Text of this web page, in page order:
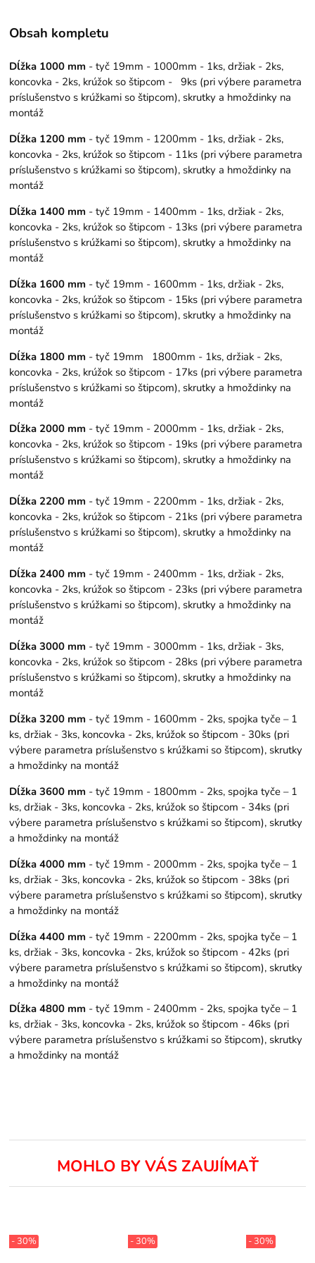
Obsah kompletu
Dĺžka 1000 mm - tyč 19mm - 1000mm - 1ks, držiak - 2ks,
koncovka - 2ks, krúžok so štipcom - 9ks (pri výbere parametra
príslušenstvo s krúžkami so štipcom), skrutky a hmoždinky na
montáž
Dĺžka 1200 mm - tyč 19mm - 1200mm - 1ks, držiak - 2ks,
koncovka - 2ks, krúžok so štipcom - 11ks (pri výbere parametra
príslušenstvo s krúžkami so štipcom), skrutky a hmoždinky na
montáž
Dĺžka 1400 mm - tyč 19mm - 1400mm - 1ks, držiak - 2ks,
koncovka - 2ks, krúžok so štipcom - 13ks (pri výbere parametra
príslušenstvo s krúžkami so štipcom), skrutky a hmoždinky na
montáž
Dĺžka 1600 mm - tyč 19mm - 1600mm - 1ks, držiak - 2ks,
koncovka - 2ks, krúžok so štipcom - 15ks (pri výbere parametra
príslušenstvo s krúžkami so štipcom), skrutky a hmoždinky na
montáž
Dĺžka 1800 mm - tyč 19mm 1800mm - 1ks, držiak - 2ks,
koncovka - 2ks, krúžok so štipcom - 17ks (pri výbere parametra
príslušenstvo s krúžkami so štipcom), skrutky a hmoždinky na
montáž
Dĺžka 2000 mm - tyč 19mm - 2000mm - 1ks, držiak - 2ks,
koncovka - 2ks, krúžok so štipcom - 19ks (pri výbere parametra
príslušenstvo s krúžkami so štipcom), skrutky a hmoždinky na
montáž
Dĺžka 2200 mm - tyč 19mm - 2200mm - 1ks, držiak - 2ks,
koncovka - 2ks, krúžok so štipcom - 21ks (pri výbere parametra
príslušenstvo s krúžkami so štipcom), skrutky a hmoždinky na
montáž
Dĺžka 2400 mm - tyč 19mm - 2400mm - 1ks, držiak - 2ks,
koncovka - 2ks, krúžok so štipcom - 23ks (pri výbere parametra
príslušenstvo s krúžkami so štipcom), skrutky a hmoždinky na
montáž
Dĺžka 3000 mm - tyč 19mm - 3000mm - 1ks, držiak - 3ks,
koncovka - 2ks, krúžok so štipcom - 28ks (pri výbere parametra
príslušenstvo s krúžkami so štipcom), skrutky a hmoždinky na
montáž
Dĺžka 3200 mm - tyč 19mm - 1600mm - 2ks, spojka tyče – 1
ks, držiak - 3ks, koncovka - 2ks, krúžok so štipcom - 30ks (pri
výbere parametra príslušenstvo s krúžkami so štipcom), skrutky
a hmoždinky na montáž
Dĺžka 3600 mm - tyč 19mm - 1800mm - 2ks, spojka tyče – 1
ks, držiak - 3ks, koncovka - 2ks, krúžok so štipcom - 34ks (pri
výbere parametra príslušenstvo s krúžkami so štipcom), skrutky
a hmoždinky na montáž
Dĺžka 4000 mm - tyč 19mm - 2000mm - 2ks, spojka tyče – 1
ks, držiak - 3ks, koncovka - 2ks, krúžok so štipcom - 38ks (pri
výbere parametra príslušenstvo s krúžkami so štipcom), skrutky
a hmoždinky na montáž
Dĺžka 4400 mm - tyč 19mm - 2200mm - 2ks, spojka tyče – 1
ks, držiak - 3ks, koncovka - 2ks, krúžok so štipcom - 42ks (pri
výbere parametra príslušenstvo s krúžkami so štipcom), skrutky
a hmoždinky na montáž
Dĺžka 4800 mm - tyč 19mm - 2400mm - 2ks, spojka tyče – 1
ks, držiak - 3ks, koncovka - 2ks, krúžok so štipcom - 46ks (pri
výbere parametra príslušenstvo s krúžkami so štipcom), skrutky
a hmoždinky na montáž
MOHLO BY VÁS ZAUJÍMAŤ
- 30% - 30% - 30%